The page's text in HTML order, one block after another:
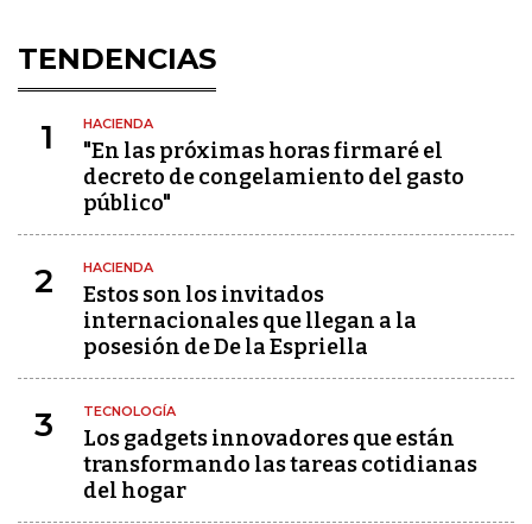
TENDENCIAS
1 HACIENDA
"En las próximas horas firmaré el
decreto de congelamiento del gasto
público"
2 HACIENDA
Estos son los invitados
internacionales que llegan a la
posesión de De la Espriella
3 TECNOLOGÍA
Los gadgets innovadores que están
transformando las tareas cotidianas
del hogar